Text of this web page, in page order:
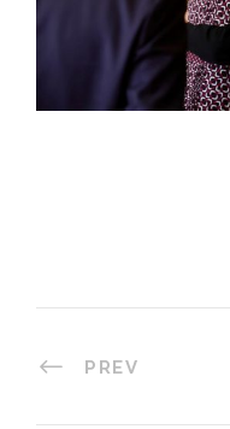
PREV